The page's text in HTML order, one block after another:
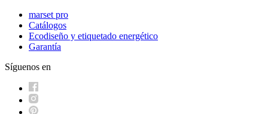
marset pro
Catálogos
Ecodiseño y etiquetado energético
Garantía
Síguenos en